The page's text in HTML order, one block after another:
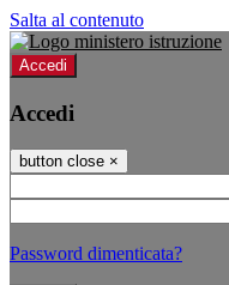
Salta al contenuto
Accedi
Accedi
button close ×
Password dimenticata?